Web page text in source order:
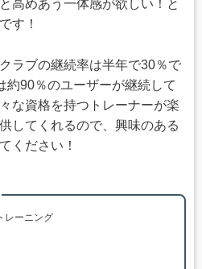
高めあう一体感が欲しい！と
す！
ラブの継続率は半年で30％で
約90％のユーザーが継続して
な資格を持つトレーナーが楽
してくれるので、興味のある
ください！
レーニング